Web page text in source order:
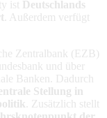
ist Deutschlands
. Außerdem verfügt
Zentralbank (EZB)
und über
Banken. Dadurch
Stellung in
. Zusätzlich stellt